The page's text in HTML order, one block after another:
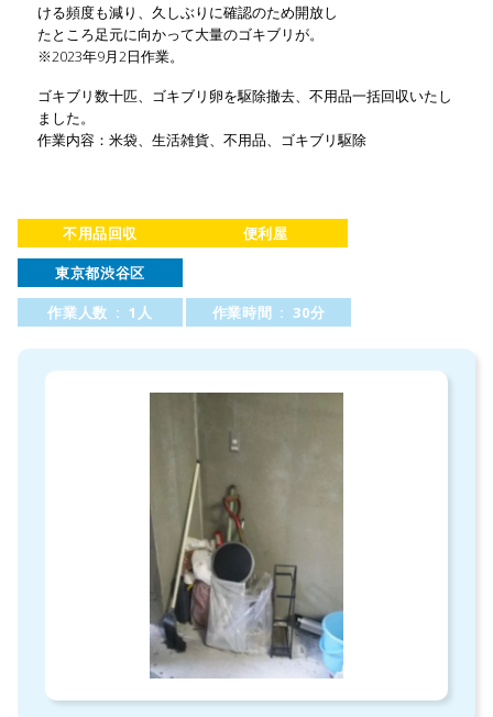
ける頻度も減り、久しぶりに確認のため開放し
たところ足元に向かって大量のゴキブリが。
※2023年9月2日作業。
ゴキブリ数十匹、ゴキブリ卵を駆除撤去、不用品一括回収いたし
ました。
作業内容：米袋、生活雑貨、不用品、ゴキブリ駆除
不用品回収
便利屋
東京都渋谷区
作業人数 : 1人
作業時間 : 30分